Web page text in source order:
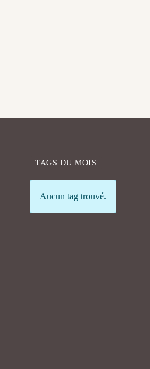
TAGS DU MOIS
Info
Aucun tag trouvé.